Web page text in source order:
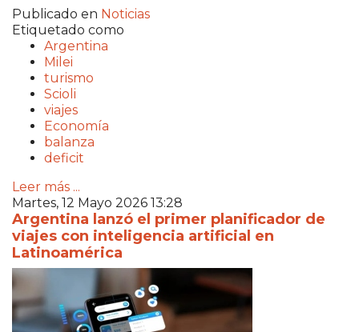
Publicado en Noticias
Etiquetado como
Argentina
Milei
turismo
Scioli
viajes
Economía
balanza
deficit
Leer más ...
Martes, 12 Mayo 2026 13:28
Argentina lanzó el primer planificador de
viajes con inteligencia artificial en
Latinoamérica